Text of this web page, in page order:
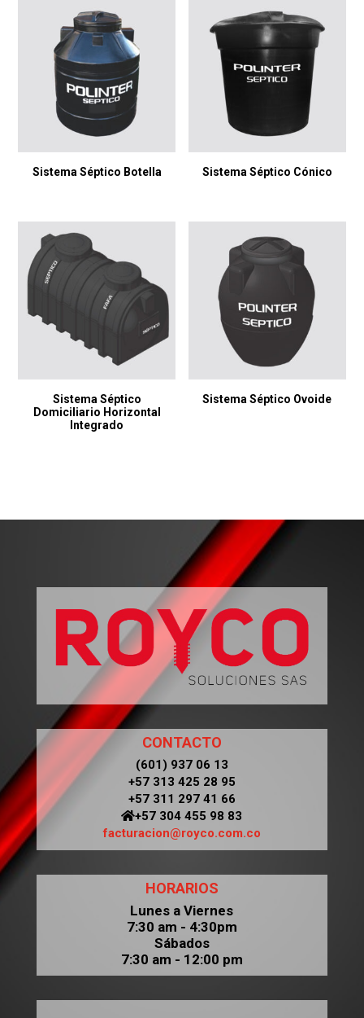
Sistema Séptico Botella Sistema Séptico Cónico
Sistema Séptico
Domiciliario Horizontal
Integrado
Sistema Séptico Ovoide
CONTACTO
(601) 937 06 13
+57 313 425 28 95
+57 311 297 41 66
+57 304 455 98 83
facturacion@royco.com.co
HORARIOS
Lunes a Viernes
7:30 am - 4:30pm
Sábados
7:30 am - 12:00 pm